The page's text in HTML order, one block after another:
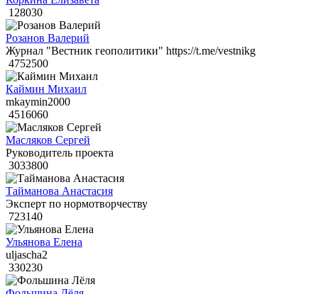
128030
Розанов Валерий
Журнал "Вестник геополитики" https://t.me/vestnikg
4752500
Каймин Михаил
mkaymin2000
4516060
Масляков Сергей
Руководитель проекта
3033800
Тайманова Анастасия
Эксперт по нормотворчеству
723140
Ульянова Елена
uljascha2
330230